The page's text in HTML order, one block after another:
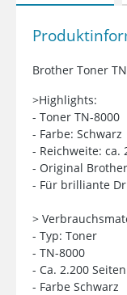
Brother Toner
>Highlights:
- Toner TN-8000
- Farbe: Schwarz
- Reichweite: ca.
- Original
- Für brilliante
>
- Typ: Toner
- TN-8000
- Ca. 2.200
- Farbe Schwarz